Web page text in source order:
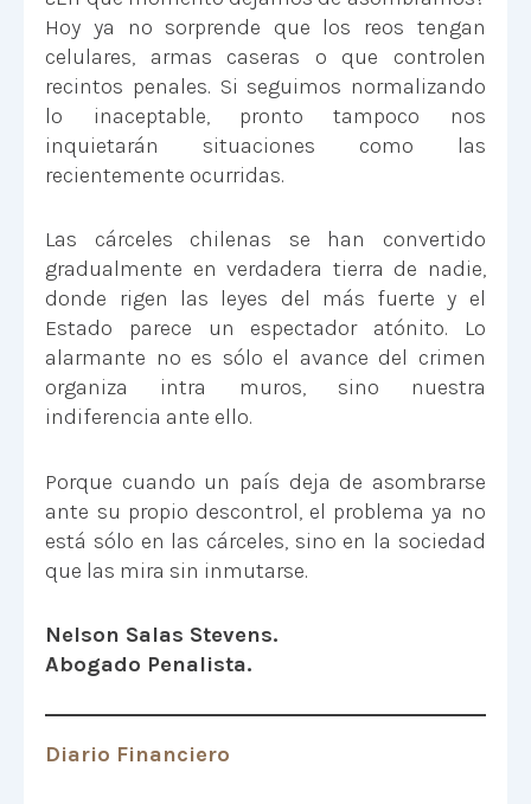
Hoy ya no sorprende que los reos tengan
celulares, armas caseras o que controlen
recintos penales. Si seguimos normalizando
lo inaceptable, pronto tampoco nos
inquietarán situaciones como las
recientemente ocurridas.
Las cárceles chilenas se han convertido
gradualmente en verdadera tierra de nadie,
donde rigen las leyes del más fuerte y el
Estado parece un espectador atónito. Lo
alarmante no es sólo el avance del crimen
organiza intra muros, sino nuestra
indiferencia ante ello.
Porque cuando un país deja de asombrarse
ante su propio descontrol, el problema ya no
está sólo en las cárceles, sino en la sociedad
que las mira sin inmutarse.
Nelson Salas Stevens.
Abogado Penalista.
Diario Financiero